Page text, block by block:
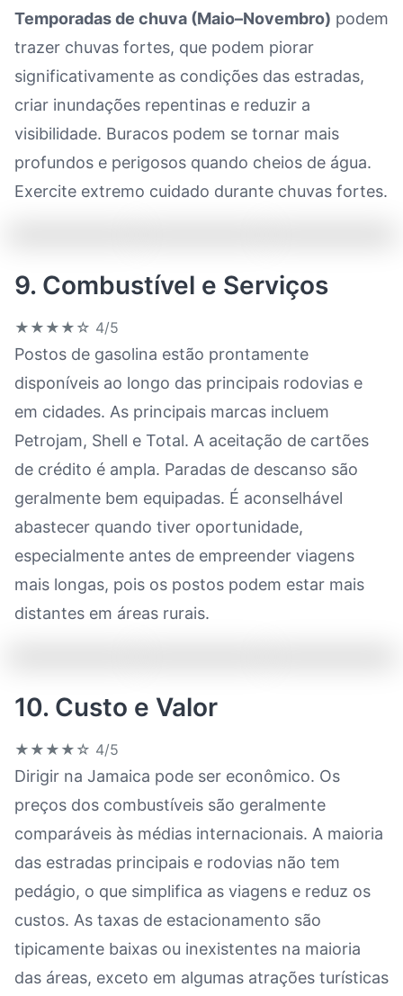
Temporadas de chuva (Maio–Novembro) podem
trazer chuvas fortes, que podem piorar
significativamente as condições das estradas,
criar inundações repentinas e reduzir a
visibilidade. Buracos podem se tornar mais
profundos e perigosos quando cheios de água.
Exercite extremo cuidado durante chuvas fortes.
9. Combustível e Serviços
★★★★☆ 4/5
Postos de gasolina estão prontamente
disponíveis ao longo das principais rodovias e
em cidades. As principais marcas incluem
Petrojam, Shell e Total. A aceitação de cartões
de crédito é ampla. Paradas de descanso são
geralmente bem equipadas. É aconselhável
abastecer quando tiver oportunidade,
especialmente antes de empreender viagens
mais longas, pois os postos podem estar mais
distantes em áreas rurais.
10. Custo e Valor
★★★★☆ 4/5
Dirigir na Jamaica pode ser econômico. Os
preços dos combustíveis são geralmente
comparáveis às médias internacionais. A maioria
das estradas principais e rodovias não tem
pedágio, o que simplifica as viagens e reduz os
custos. As taxas de estacionamento são
tipicamente baixas ou inexistentes na maioria
das áreas, exceto em algumas atrações turísticas